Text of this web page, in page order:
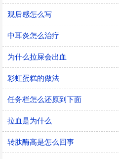
观后感怎么写
中耳炎怎么治疗
为什么拉屎会出血
彩虹蛋糕的做法
任务栏怎么还原到下面
拉血是为什么
转肽酶高是怎么回事